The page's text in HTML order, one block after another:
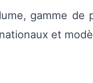
gamme de
et